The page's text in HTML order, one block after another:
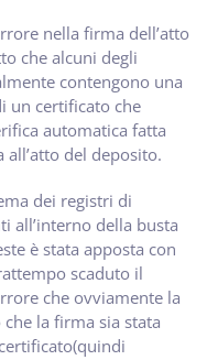
nella firma dell’atto
che alcuni degli
contengono una
un certificato che
automatica fatta
del deposito.
dei registri di
all’interno della busta
è stata apposta con
scaduto il
che ovviamente la
la firma sia stata